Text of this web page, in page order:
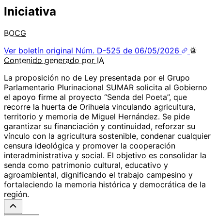
Iniciativa
BOCG
Ver boletín original Núm. D-525 de 06/05/2026
Contenido generado por IA
La proposición no de Ley presentada por el Grupo
Parlamentario Plurinacional SUMAR solicita al Gobierno
el apoyo firme al proyecto “Senda del Poeta”, que
recorre la huerta de Orihuela vinculando agricultura,
territorio y memoria de Miguel Hernández. Se pide
garantizar su financiación y continuidad, reforzar su
vínculo con la agricultura sostenible, condenar cualquier
censura ideológica y promover la cooperación
interadministrativa y social. El objetivo es consolidar la
senda como patrimonio cultural, educativo y
agroambiental, dignificando el trabajo campesino y
fortaleciendo la memoria histórica y democrática de la
región.